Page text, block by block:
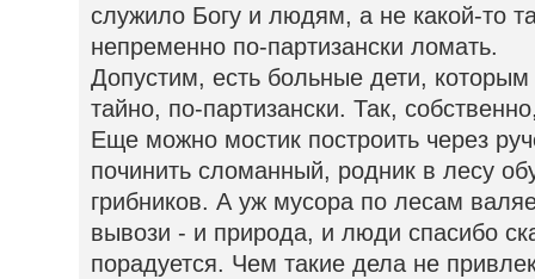
служило Богу и людям, а не какой-то
непременно по-партизански ломать.
Допустим, есть больные дети,
тайно, по-партизански. Так,
Еще можно мостик построить через
починить сломанный, родник в лесу
грибников. А уж мусора по лесам
вывози - и природа, и люди спасибо
порадуется. Чем такие дела не